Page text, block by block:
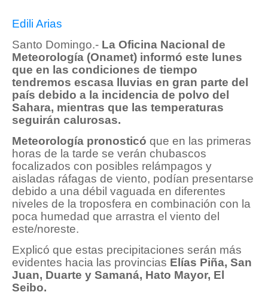
Edili Arias
Santo Domingo.- La Oficina Nacional de
Meteorología (Onamet) informó este lunes
que en las condiciones de tiempo
tendremos escasa lluvias en gran parte del
país debido a la incidencia de polvo del
Sahara, mientras que las temperaturas
seguirán calurosas.
Meteorología pronosticó que en las primeras
horas de la tarde se verán chubascos
focalizados con posibles relámpagos y
aisladas ráfagas de viento, podían presentarse
debido a una débil vaguada en diferentes
niveles de la troposfera en combinación con la
poca humedad que arrastra el viento del
este/noreste.
Explicó que estas precipitaciones serán más
evidentes hacia las provincias Elías Piña, San
Juan, Duarte y Samaná, Hato Mayor, El
Seibo.